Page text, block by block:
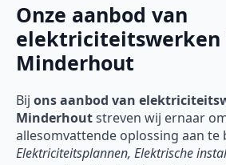
Onze aanbod van
elektriciteitswerken
Minderhout
Bij ons aanbod van
Minderhoutstreven wij ernaar
allesomvattende oplossing aan te
Elektriciteitsplannen, Elektrische